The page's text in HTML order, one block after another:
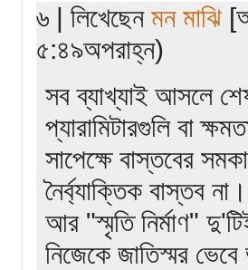
৬ | লিখেছেন মন মাঝি
৫:৪৯অপরাহ্ন)
সব ব্যাখ্যাই আসলে
প্যারামিটারগুলি বা
সাপেক্ষে বাস্তবের
নৈর্ব্যাক্তিক বাস্তব
আর "স্মৃতি নির্মাণ"
নিজেকে জাতিস্মর